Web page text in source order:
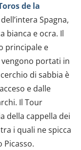
de la
Spagna,
bianca e ocra. Il
principale e
portati in
di sabbia è
e dalle
Il Tour
della cappella dei
i quali ne spicca
Picasso.